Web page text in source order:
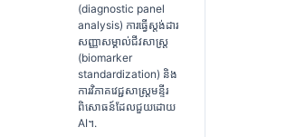
(diagnostic panel
analysis) ការធ្វើស្តង់ដារ
សញ្ញាសម្គាល់ជីវសាស្ត្រ
(biomarker
standardization) និង
ការវិភាគវេជ្ជសាស្ត្រមន្ទីរ
ពិសោធន៍ដែលជួយដោយ
AI។.